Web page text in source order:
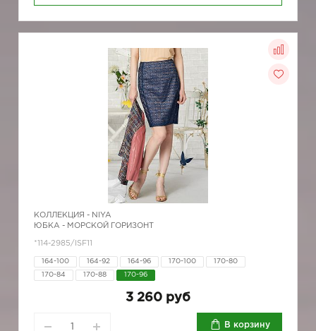
КОЛЛЕКЦИЯ - NIYA
ЮБКА - МОРСКОЙ ГОРИЗОНТ
*114-2985/ISF11
164-100 164-92 164-96 170-100 170-80
170-84 170-88 170-96
3 260 руб
В корзину